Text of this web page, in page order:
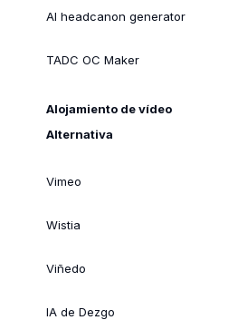
AI headcanon generator
TADC OC Maker
Alojamiento de vídeo
Alternativa
Vimeo
Wistia
Viñedo
IA de Dezgo